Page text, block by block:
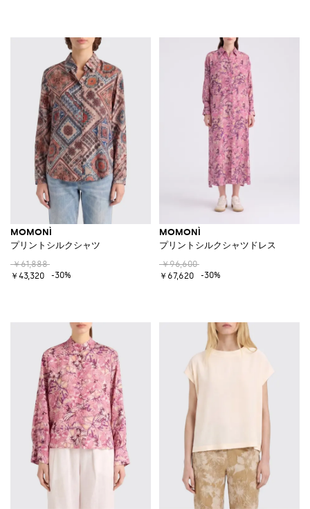
MOMONÌ
プリントシルクシャツ
￥61,888
￥43,320
-30%
MOMONÌ
プリントシルクシャツドレス
￥96,600
￥67,620
-30%